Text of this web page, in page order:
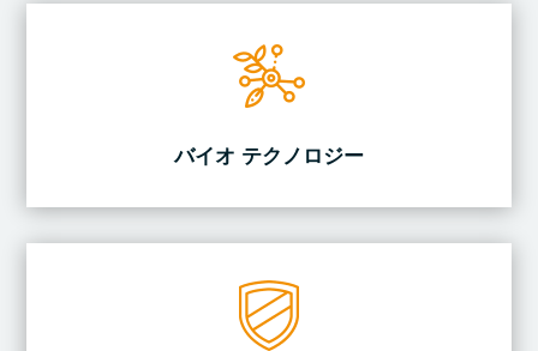
バイオ テクノロジー